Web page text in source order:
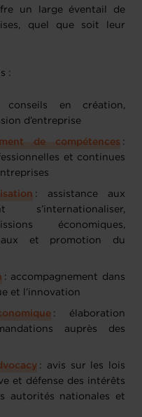
un large éventail de
quel que soit leur
:
conseils en création,
d’entreprise
de compétences :
et continues
: assistance aux
s’internationaliser,
économiques,
et promotion du
: accompagnement dans
et l’innovation
: élaboration
auprès des
: avis sur les lois
et défense des intérêts
autorités nationales et